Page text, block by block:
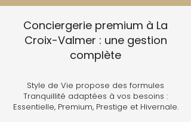
Conciergerie premium à La
Croix-Valmer : une gestion
complète
Style de Vie propose des formules
Tranquillité adaptées à vos besoins :
Essentielle, Premium, Prestige et Hivernale.